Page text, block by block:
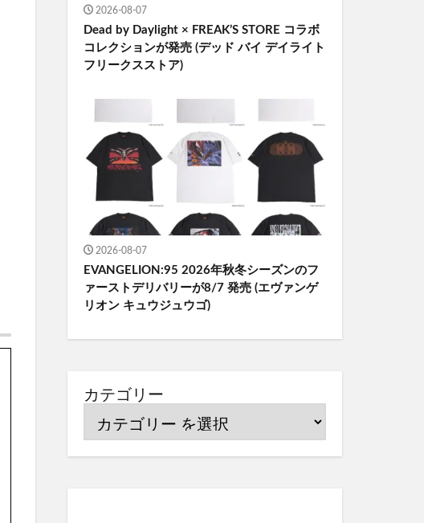
2026-08-07
Dead by Daylight × FREAK’S STORE コラボ
コレクションが発売 (デッド バイ デイライト
フリークスストア)
2026-08-07
EVANGELION:95 2026年秋冬シーズンのフ
ァーストデリバリーが8/7 発売 (エヴァンゲ
リオン キュウジュウゴ)
カテゴリー